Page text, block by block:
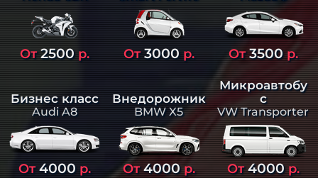
От2500р. От3000р. От3500р.
Бизнес класс
Audi A8
От4000 р.
Внедорожник
BMW X5
От4000р.
Микроавтобу
с
VW Transporter
От4000р.